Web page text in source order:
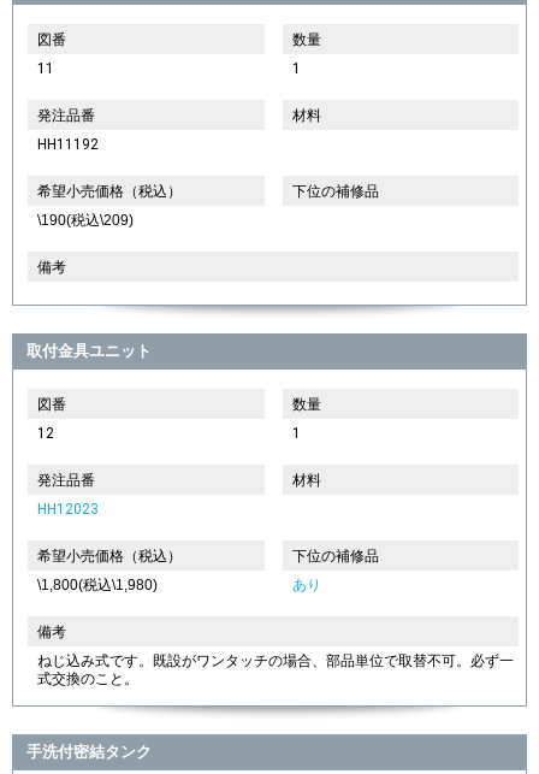
図番
11
数量
1
発注品番
HH11192
材料
希望小売価格（税込）
\190(税込\209)
下位の補修品
備考
取付金具ユニット
図番
12
数量
1
発注品番
HH12023
材料
希望小売価格（税込）
\1,800(税込\1,980)
下位の補修品
あり
備考
ねじ込み式です。既設がワンタッチの場合、部品単位で取替不可。必ず一
式交換のこと。
手洗付密結タンク